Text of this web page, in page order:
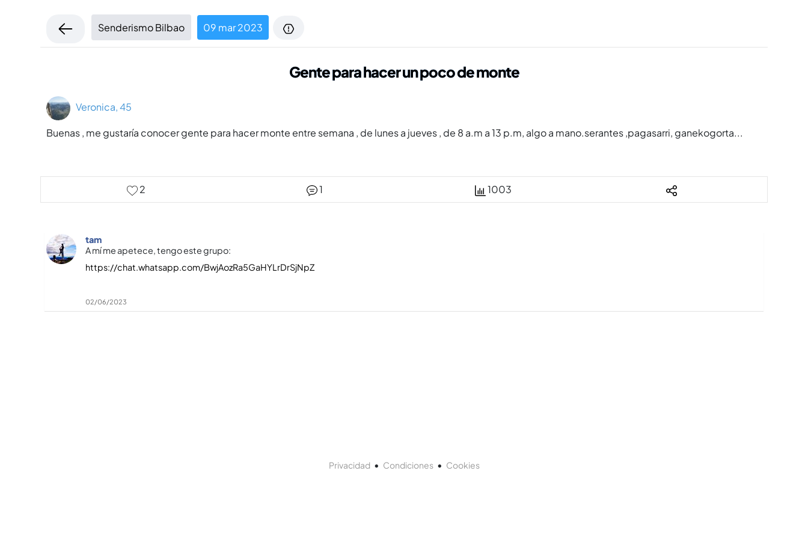
Senderismo Bilbao 09 mar 2023
Gente para hacer un poco de monte
Veronica, 45
Buenas , me gustarí­a conocer gente para hacer monte entre semana , de lunes a jueves , de 8 a.m a 13 p.m, algo a mano.serantes ,pagasarri, ganekogorta...
2 1 1003
tam
A mí­ me apetece, tengo este grupo:
https://chat.whatsapp.com/BwjAozRa5GaHYLrDrSjNpZ
02/06/2023
Privacidad• Condiciones• Cookies